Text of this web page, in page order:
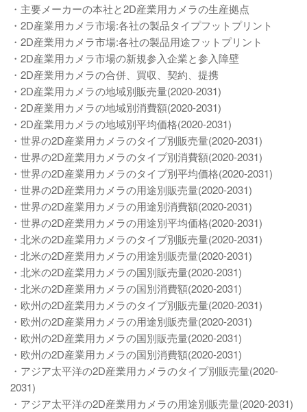
・主要メーカーの本社と2D産業用カメラの生産拠点
・2D産業用カメラ市場:各社の製品タイプフットプリント
・2D産業用カメラ市場:各社の製品用途フットプリント
・2D産業用カメラ市場の新規参入企業と参入障壁
・2D産業用カメラの合併、買収、契約、提携
・2D産業用カメラの地域別販売量(2020-2031)
・2D産業用カメラの地域別消費額(2020-2031)
・2D産業用カメラの地域別平均価格(2020-2031)
・世界の2D産業用カメラのタイプ別販売量(2020-2031)
・世界の2D産業用カメラのタイプ別消費額(2020-2031)
・世界の2D産業用カメラのタイプ別平均価格(2020-2031)
・世界の2D産業用カメラの用途別販売量(2020-2031)
・世界の2D産業用カメラの用途別消費額(2020-2031)
・世界の2D産業用カメラの用途別平均価格(2020-2031)
・北米の2D産業用カメラのタイプ別販売量(2020-2031)
・北米の2D産業用カメラの用途別販売量(2020-2031)
・北米の2D産業用カメラの国別販売量(2020-2031)
・北米の2D産業用カメラの国別消費額(2020-2031)
・欧州の2D産業用カメラのタイプ別販売量(2020-2031)
・欧州の2D産業用カメラの用途別販売量(2020-2031)
・欧州の2D産業用カメラの国別販売量(2020-2031)
・欧州の2D産業用カメラの国別消費額(2020-2031)
・アジア太平洋の2D産業用カメラのタイプ別販売量(2020-
2031)
・アジア太平洋の2D産業用カメラの用途別販売量(2020-2031)